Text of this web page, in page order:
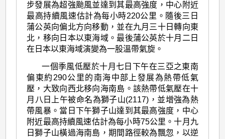
步發展為超強颱風並達到其最高強度，中心附近
最高持續風速估計為每小時220公里。隨後三日
蒲公英向偏北方向移動，並在九月三十日轉向東
北，移向日本以東海域。最後蒲公英於十月二日
在日本以東海域演變為一股溫帶氣旋。
一個季風低壓於十月七日下午在三亞之東南
偏東約290公里的南海中部上發展為熱帶低氣
壓，大致向西北移向海南島。該熱帶低氣壓在十
月八日上午被命名為獅子山(2117)，並增強為熱
帶風暴。當日下午獅子山達到其最高強度，中心
附近最高持續風速估計為每小時75公里。十月九
日獅子山橫過海南島，期間路徑較為飄忽，以逆